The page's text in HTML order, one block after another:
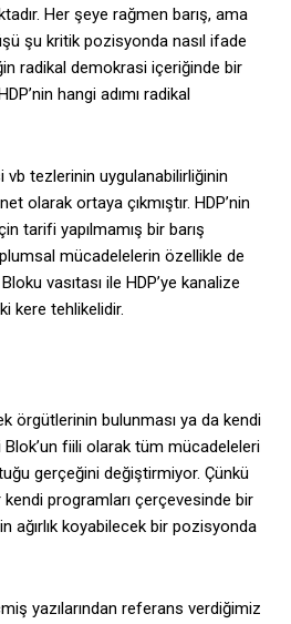
Her şeye rağmen barış, ama
şu kritik pozisyonda nasıl ifade
radikal demokrasi içeriğinde bir
hangi adımı radikal
vb tezlerinin uygulanabilirliğinin
olarak ortaya çıkmıştır. HDP’nin
tarifi yapılmamış bir barış
mücadelelerin özellikle de
vasıtası ile HDP’ye kanalize
kere tehlikelidir.
örgütlerinin bulunması ya da kendi
Blok’un fiili olarak tüm mücadeleleri
gerçeğini değiştirmiyor. Çünkü
kendi programları çerçevesinde bir
ağırlık koyabilecek bir pozisyonda
yazılarından referans verdiğimiz